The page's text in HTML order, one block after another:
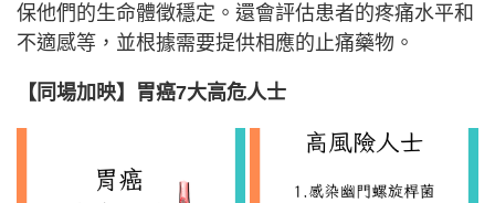
保他們的生命體徵穩定。還會評估患者的疼痛水平和
不適感等，並根據需要提供相應的止痛藥物。
【同場加映】胃癌7大高危人士